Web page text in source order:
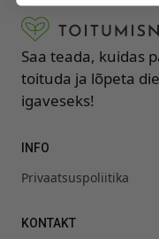
Saa teada, kuidas
toituda ja lõpeta
igaveseks!
INFO
Privaatsuspoliitika
KONTAKT